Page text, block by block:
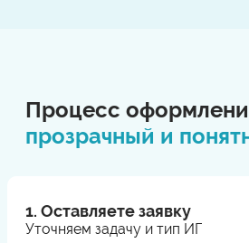
Процесс
прозрачный и
1. Оставляете заявку
Уточняем задачу и тип ИГ